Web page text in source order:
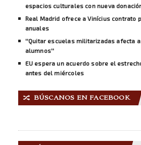
espacios culturales con nueva
Real Madrid ofrece a Vinícius contrato
anuales
''Quitar escuelas militarizadas afecta a
alumnos''
EU espera un acuerdo sobre el
antes del miércoles
🔀 BÚSCANOS EN FACEBOOK